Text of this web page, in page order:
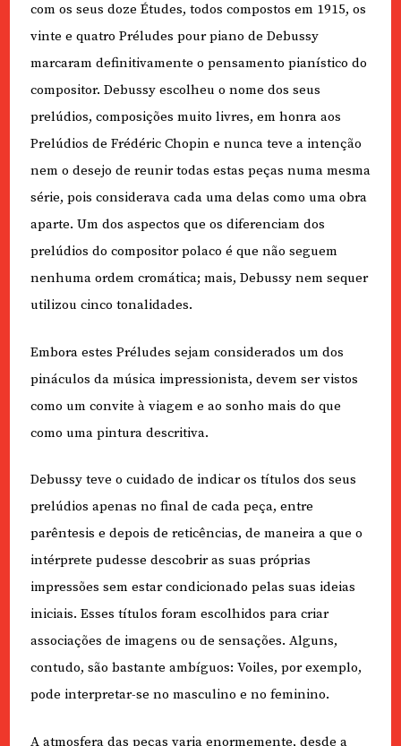
com os seus doze Études, todos compostos em 1915, os
vinte e quatro Préludes pour piano de Debussy
marcaram definitivamente o pensamento pianístico do
compositor. Debussy escolheu o nome dos seus
prelúdios, composições muito livres, em honra aos
Prelúdios de Frédéric Chopin e nunca teve a intenção
nem o desejo de reunir todas estas peças numa mesma
série, pois considerava cada uma delas como uma obra
aparte. Um dos aspectos que os diferenciam dos
prelúdios do compositor polaco é que não seguem
nenhuma ordem cromática; mais, Debussy nem sequer
utilizou cinco tonalidades.
Embora estes Préludes sejam considerados um dos
pináculos da música impressionista, devem ser vistos
como um convite à viagem e ao sonho mais do que
como uma pintura descritiva.
Debussy teve o cuidado de indicar os títulos dos seus
prelúdios apenas no final de cada peça, entre
parêntesis e depois de reticências, de maneira a que o
intérprete pudesse descobrir as suas próprias
impressões sem estar condicionado pelas suas ideias
iniciais. Esses títulos foram escolhidos para criar
associações de imagens ou de sensações. Alguns,
contudo, são bastante ambíguos: Voiles, por exemplo,
pode interpretar-se no masculino e no feminino.
A atmosfera das peças varia enormemente, desde a